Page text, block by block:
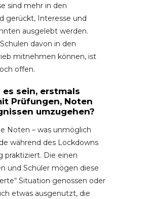
sind mehr in den
gerückt, Interesse und
ausgelebt werden.
davon in den
mitnehmen können, ist
offen.
sein, erstmals
Prüfungen, Noten
umzugehen?
Noten – was unmöglich
während des Lockdowns
praktiziert. Die einen
und Schüler mögen diese
Situation genossen oder
etwas ausgenutzt, die